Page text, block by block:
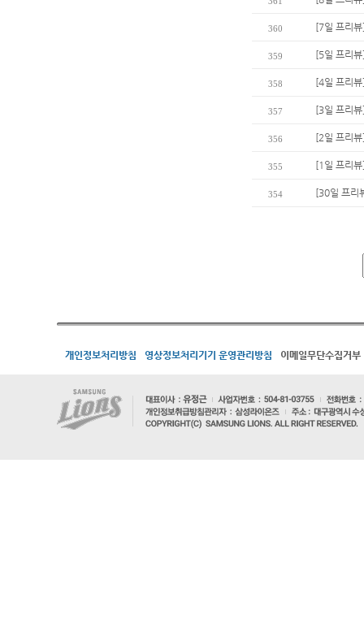
360 [7일 프리
359 [5일 프리
358 [4일 프리
357 [3일 프리
356 [2일 프리
355 [1일 프리
354 [30일 프리
개인정보처리방침 영상정보처리기기 운영관리방침 이메일무단수집거부